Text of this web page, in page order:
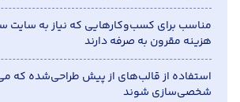
مناسب برای کسب‌وکارهایی که نیاز به سایت
هزینه مقرون به صرفه دارند
استفاده از قالب‌های از پیش طراحی‌شده که
شخصی‌سازی شوند